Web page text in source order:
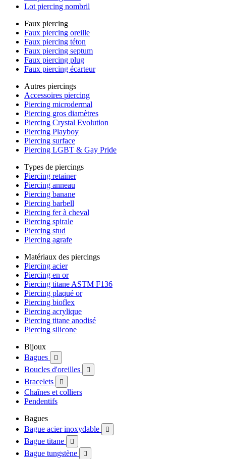
Lot piercing nombril
Faux piercing
Faux piercing oreille
Faux piercing téton
Faux piercing septum
Faux piercing plug
Faux piercing écarteur
Autres piercings
Accessoires piercing
Piercing microdermal
Piercing gros diamètres
Piercing Crystal Evolution
Piercing Playboy
Piercing surface
Piercing LGBT & Gay Pride
Types de piercings
Piercing retainer
Piercing anneau
Piercing banane
Piercing barbell
Piercing fer à cheval
Piercing spirale
Piercing stud
Piercing agrafe
Matériaux des piercings
Piercing acier
Piercing en or
Piercing titane ASTM F136
Piercing plaqué or
Piercing bioflex
Piercing acrylique
Piercing titane anodisé
Piercing silicone
Bijoux
Bagues

Boucles d'oreilles 
Bracelets 
Chaînes et colliers
Pendentifs
Bagues
Bague acier inoxydable

Bague titane 
Bague tungstène 